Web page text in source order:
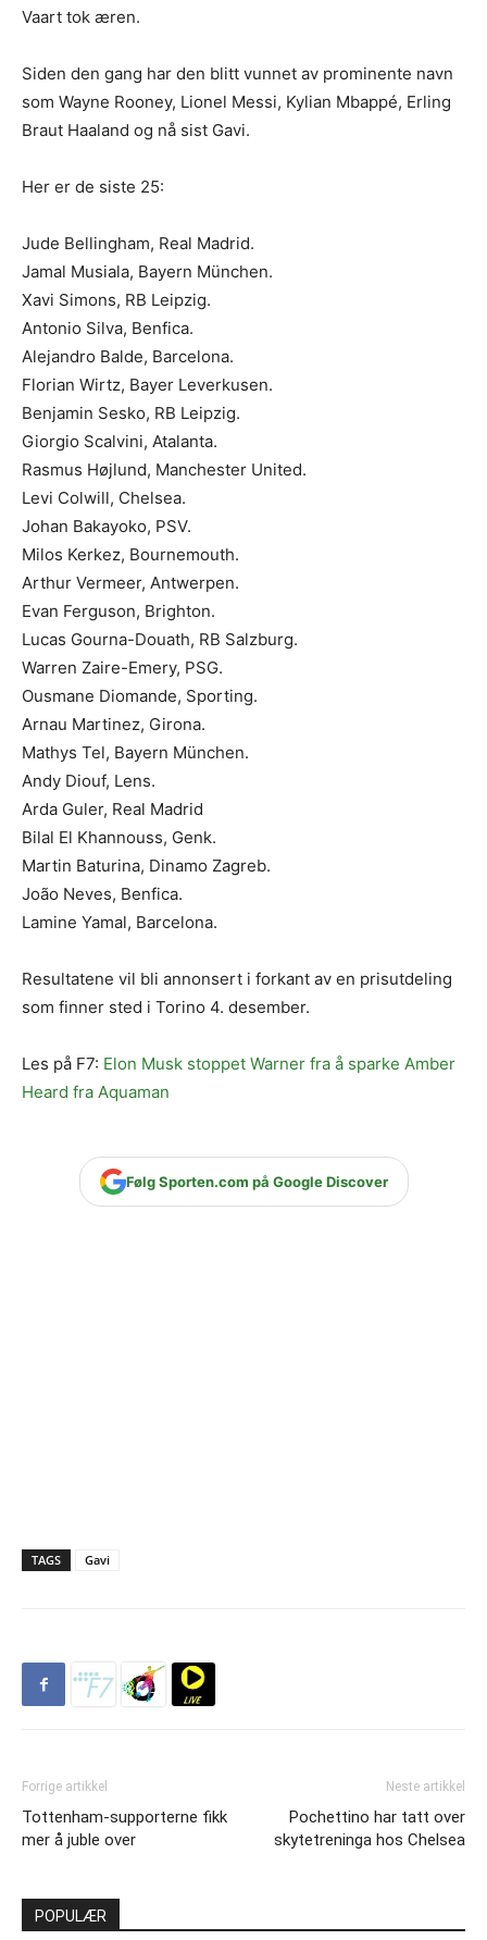
Vaart tok æren.
Siden den gang har den blitt vunnet av prominente navn
som Wayne Rooney, Lionel Messi, Kylian Mbappé, Erling
Braut Haaland og nå sist Gavi.
Her er de siste 25:
Jude Bellingham, Real Madrid.
Jamal Musiala, Bayern München.
Xavi Simons, RB Leipzig.
Antonio Silva, Benfica.
Alejandro Balde, Barcelona.
Florian Wirtz, Bayer Leverkusen.
Benjamin Sesko, RB Leipzig.
Giorgio Scalvini, Atalanta.
Rasmus Højlund, Manchester United.
Levi Colwill, Chelsea.
Johan Bakayoko, PSV.
Milos Kerkez, Bournemouth.
Arthur Vermeer, Antwerpen.
Evan Ferguson, Brighton.
Lucas Gourna-Douath, RB Salzburg.
Warren Zaire-Emery, PSG.
Ousmane Diomande, Sporting.
Arnau Martinez, Girona.
Mathys Tel, Bayern München.
Andy Diouf, Lens.
Arda Guler, Real Madrid
Bilal El Khannouss, Genk.
Martin Baturina, Dinamo Zagreb.
João Neves, Benfica.
Lamine Yamal, Barcelona.
Resultatene vil bli annonsert i forkant av en prisutdeling
som finner sted i Torino 4. desember.
Les på F7: Elon Musk stoppet Warner fra å sparke Amber
Heard fra Aquaman
Følg Sporten.com på Google Discover
TAGS Gavi
Forrige artikkel
Tottenham-supporterne fikk
mer å juble over
Neste artikkel
Pochettino har tatt over
skytetreninga hos Chelsea
POPULÆR